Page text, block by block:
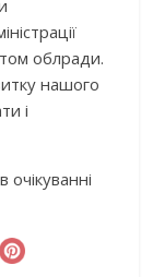
облради.
нашого
і